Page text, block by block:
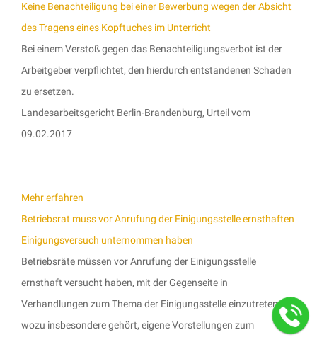
Keine Benachteiligung bei einer Bewerbung wegen der Absicht
des Tragens eines Kopftuches im Unterricht
Bei einem Verstoß gegen das Benachteiligungsverbot ist der
Arbeitgeber verpflichtet, den hierdurch entstandenen Schaden
zu ersetzen.
Landesarbeitsgericht Berlin-Brandenburg, Urteil vom
09.02.2017
Mehr erfahren
Betriebsrat muss vor Anrufung der Einigungsstelle ernsthaften
Einigungsversuch unternommen haben
Betriebsräte müssen vor Anrufung der Einigungsstelle
ernsthaft versucht haben, mit der Gegenseite in
Verhandlungen zum Thema der Einigungsstelle einzutreten,
wozu insbesondere gehört, eigene Vorstellungen zum